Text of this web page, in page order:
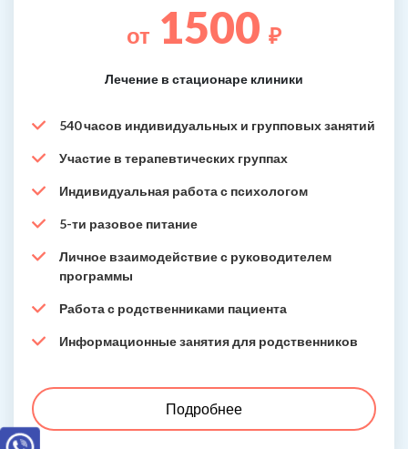
от 1500 ₽
Лечение в стационаре клиники
540 часов индивидуальных и групповых занятий
Участие в терапевтических группах
Индивидуальная работа с психологом
5-ти разовое питание
Личное взаимодействие с руководителем
программы
Работа с родственниками пациента
Информационные занятия для родственников
Подробнее